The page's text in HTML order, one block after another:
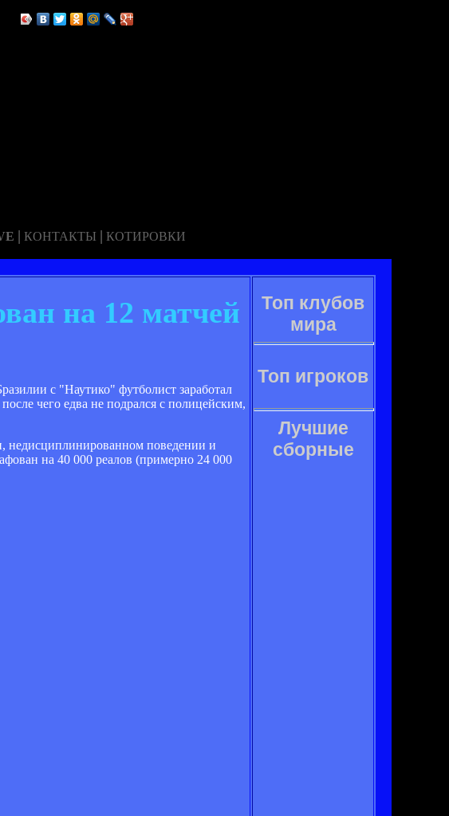
| КОНТАКТЫ | КОТИРОВКИ
на 12 матчей
с "Наутико" футболист заработал
чего едва не подрался с полицейским,
недисциплинированном поведении и
на 40 000 реалов (примерно 24 000
Топ клубов
мира
Топ игроков
Лучшие
сборные